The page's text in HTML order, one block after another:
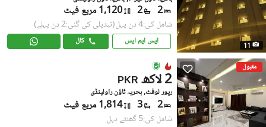
11
2
2 1,120 مربع فیٹ
شامل کی:4 دن پہل (تبدیلی کی گئی:2 دن پہلے)
ایس ایم ایس کال
مقبول
PKR 2 لاکھ
ریور لوفٹ, بحریہ ٹاؤن راولپنڈی
2
3 1,814 مربع فیٹ
شامل کی:5 گھنٹے پہل